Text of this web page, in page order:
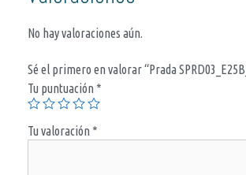
No hay valoraciones aún.
Sé el primero en valorar “Prada
Tu puntuación *
Tu valoración *